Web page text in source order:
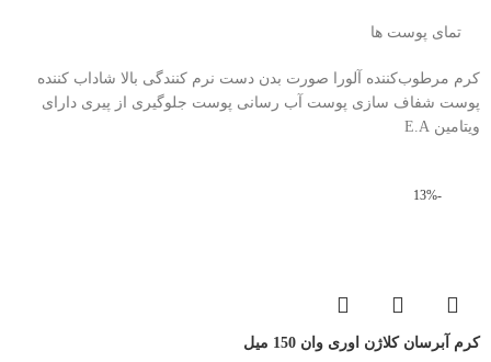
تمای پوست ها
کرم مرطوب‌کننده آلورا صورت بدن دست نرم کنندگی بالا شاداب کننده
پوست شفاف سازی پوست آب رسانی پوست جلوگیری از پیری دارای
ویتامین E.A
-13%
کرم آبرسان کلاژن اوری وان 150 میل